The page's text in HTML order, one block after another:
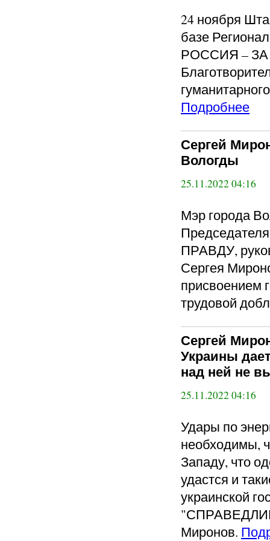
24 ноября
базе
РОССИЯ – ЗА
Подробнее
Сергей
Вологды
25.11.2022 04:16
Мэр города
ПРАВДУ,
Сергея
присвоением
трудовой
Сергей
Украины
над ней не
25.11.2022 04:16
Удары по
необходимы,
Западу, что
удастся и
украинской
Миронов.